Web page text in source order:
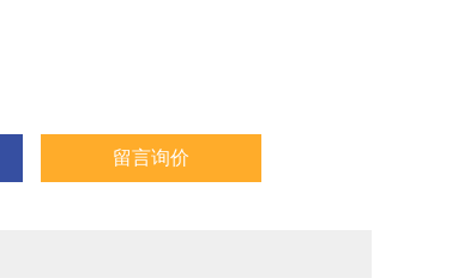
、墙体的保温，同时具有优良的吸音效果。
留言询价